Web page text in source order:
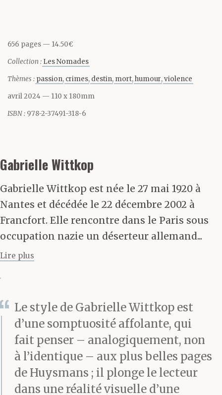
656 pages 14.50€
Collection : Les Nomades
Thèmes : passion crimes destin mort humour violence
avril 2024 — 110 x 180mm
ISBN : 978-2-37491-318-6
Gabrielle Wittkop
Gabrielle Wittkop est née le 27 mai 1920 à
Nantes et décédée le 22 décembre 2002 à
Francfort. Elle rencontre dans le Paris sous
occupation nazie un déserteur allemand...
Lire plus
Le style de Gabrielle Wittkop est
d’une somptuosité affolante, qui
fait penser – analogiquement, non
à l’identique – aux plus belles pages
de Huysmans ; il plonge le lecteur
dans une réalité visuelle d’une